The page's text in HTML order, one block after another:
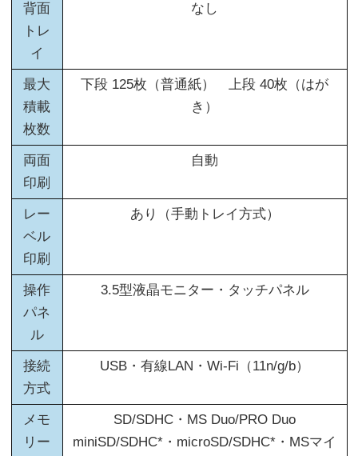
背面
トレ
イ
なし
最大
積載
枚数
下段 125枚（普通紙） 上段 40枚（はが
き）
両面
印刷
自動
レー
ベル
印刷
あり（手動トレイ方式）
操作
パネ
ル
3.5型液晶モニター・タッチパネル
接続
方式
USB・有線LAN・Wi-Fi（11n/g/b）
メモ
リー
SD/SDHC・MS Duo/PRO Duo
miniSD/SDHC*・microSD/SDHC*・MSマイ